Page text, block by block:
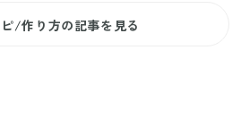
/作り方の記事を見る